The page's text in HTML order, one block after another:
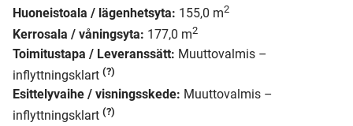
Huoneistoala / lägenhetsyta: 155,0 m2
Kerrosala / våningsyta: 177,0 m2
Toimitustapa / Leveranssätt: Muuttovalmis –
inflyttningsklart (?)
Esittelyvaihe / visningsskede: Muuttovalmis –
inflyttningsklart (?)